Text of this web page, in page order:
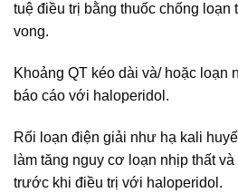
tuệ điều trị bằng thuốc chống loạn
vong.
Khoảng QT kéo dài và/ hoặc loạn
báo cáo với haloperidol.
Rối loạn điện giải như hạ kali
làm tăng nguy cơ loạn nhịp thất
trước khi điều trị với haloperidol.